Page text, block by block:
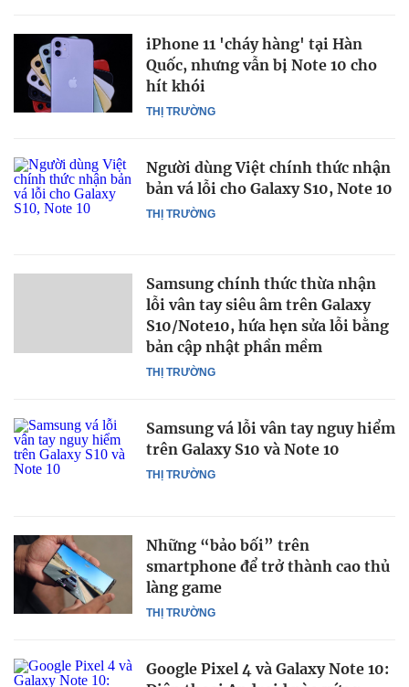
THỊ TRƯỜNG
iPhone 11 'cháy hàng' tại Hàn
Quốc, nhưng vẫn bị Note 10 cho
hít khói
THỊ TRƯỜNG
Người dùng Việt chính thức nhận
bản vá lỗi cho Galaxy S10, Note 10
THỊ TRƯỜNG
Samsung chính thức thừa nhận
lỗi vân tay siêu âm trên Galaxy
S10/Note10, hứa hẹn sửa lỗi bằng
bản cập nhật phần mềm
THỊ TRƯỜNG
Samsung vá lỗi vân tay nguy hiểm
trên Galaxy S10 và Note 10
THỊ TRƯỜNG
Những “bảo bối” trên
smartphone để trở thành cao thủ
làng game
Google Pixel 4 và Galaxy Note 10: